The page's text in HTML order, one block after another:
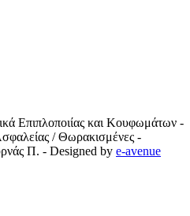
Επιπλοποιίας και Κουφωμάτων -
/ Θωρακισμένες -
Π. - Designed by e-avenue